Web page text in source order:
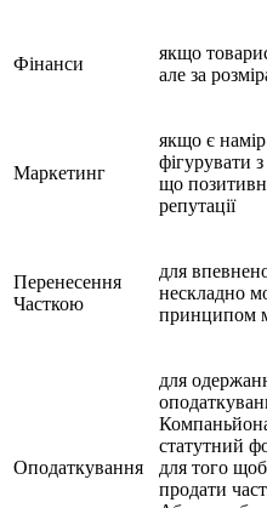
Фінанси
якщо
але за
Маркетинг
якщо є
фігурувати
що
репутації
Перенесення
Часткою
для
нескладно
принципом
Оподаткування
для
статутний
для того
продати